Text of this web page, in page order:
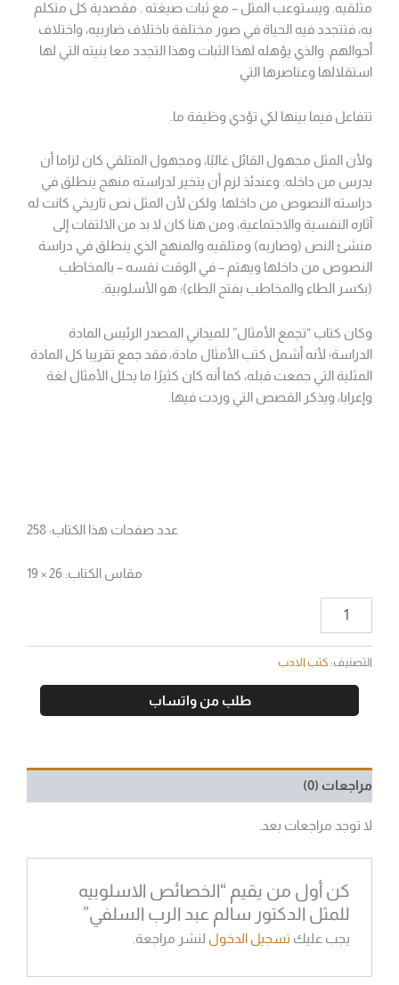
متلقيه. ويستوعب المثل – مع ثبات صيغته . مقصدية كل متكلم
به، فتتجدد فيه الحياة في صور مختلفة باختلاف ضاربيه، واختلاف
أحوالهم. والذي يؤهله لهذا الثبات وهذا التجدد معا بنيته التي لها
استقلالها وعناصرها التي
تتفاعل فيما بينها لكي تؤدي وظيفة ما.
ولأن المثل مجهول القائل غالبًا، ومجهول المتلقي كان لزاما أن
يدرس من داخله. وعندئذ لزم أن يتخير لدراسته منهج ينطلق في
دراسته النصوص من داخلها. ولكن لأن المثل نص تاريخي كانت له
آثاره النفسية والاجتماعية، ومن هنا كان لا بد من الالتفات إلى
منشئ النص (وضاربه) ومتلقيه والمنهج الذي ينطلق في دراسة
النصوص من داخلها ويهتم – في الوقت نفسه – بالمخاطب
(بكسر الطاء والمخاطب بفتح الطاء)؛ هو الأسلوبية.
وكان كتاب “تجمع الأمثال” للميداني المصدر الرئيس المادة
الدراسة؛ لأنه أشمل كتب الأمثال مادة، فقد جمع تقريبا كل المادة
المثلية التي جمعت قبله، كما أنه كان كثيرًا ما يحلل الأمثال لغة
وإعرابا، ويذكر القصص التي وردت فيها.
عدد صفحات هذا الكتاب: 258
مقاس الكتاب: 26 × 19
التصنيف: كتب الادب
طلب من واتساب
مراجعات (0)
لا توجد مراجعات بعد.
كن أول من يقيم “الخصائص الاسلوبيه
للمثل الدكتور سالم عبد الرب السلفي”
يجب عليك تسجيل الدخول لنشر مراجعة.